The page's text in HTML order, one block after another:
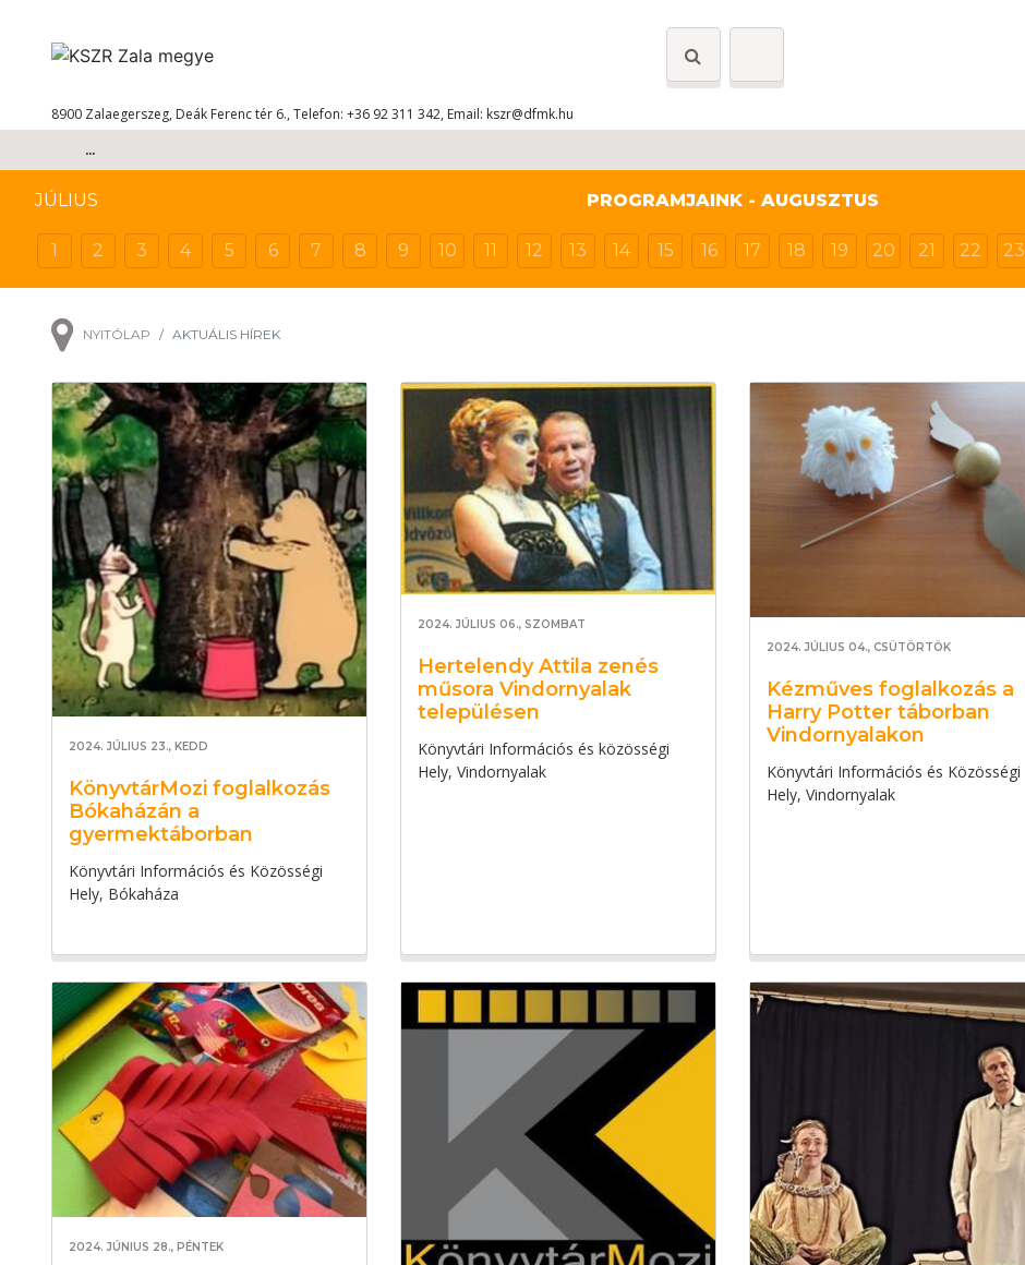
8900 Zalaegerszeg, Deák Ferenc tér 6., Telefon: +36 92 311 342, Email: kszr@dfmk.hu
...
JÚLIUS PROGRAMJAINK - AUGUSZTUS
1 2 3 4 5 6 7 8 9 10 11 12 13 14 15 16 17 18 19 20 21 22 23
NYITÓLAP AKTUÁLIS HÍREK
2024. JÚLIUS 23., KEDD
KönyvtárMozi foglalkozás
Bókaházán a
gyermektáborban
Könyvtári Információs és Közösségi
Hely, Bókaháza
2024. JÚLIUS 06., SZOMBAT
Hertelendy Attila zenés
műsora Vindornyalak
településen
Könyvtári Információs és közösségi
Hely, Vindornyalak
2024. JÚLIUS 04., CSÜTÖRTÖK
Kézműves foglalkozás a
Harry Potter táborban
Vindornyalakon
Könyvtári Információs és Közösségi
Hely, Vindornyalak
2024. JÚNIUS 28., PÉNTEK